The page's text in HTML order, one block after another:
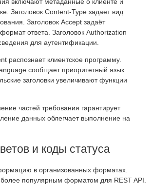
Заголовок Content-Type задает вид
Заголовок Accept задаёт
ответа. Заголовок Authorization
для аутентификации.
распознает клиентское программу.
сообщает приоритетный язык
заголовки увеличивают функции
частей требования гарантирует
данных облегчает выполнение на
и коды статуса
в организованных форматах.
популярным форматом для REST API.